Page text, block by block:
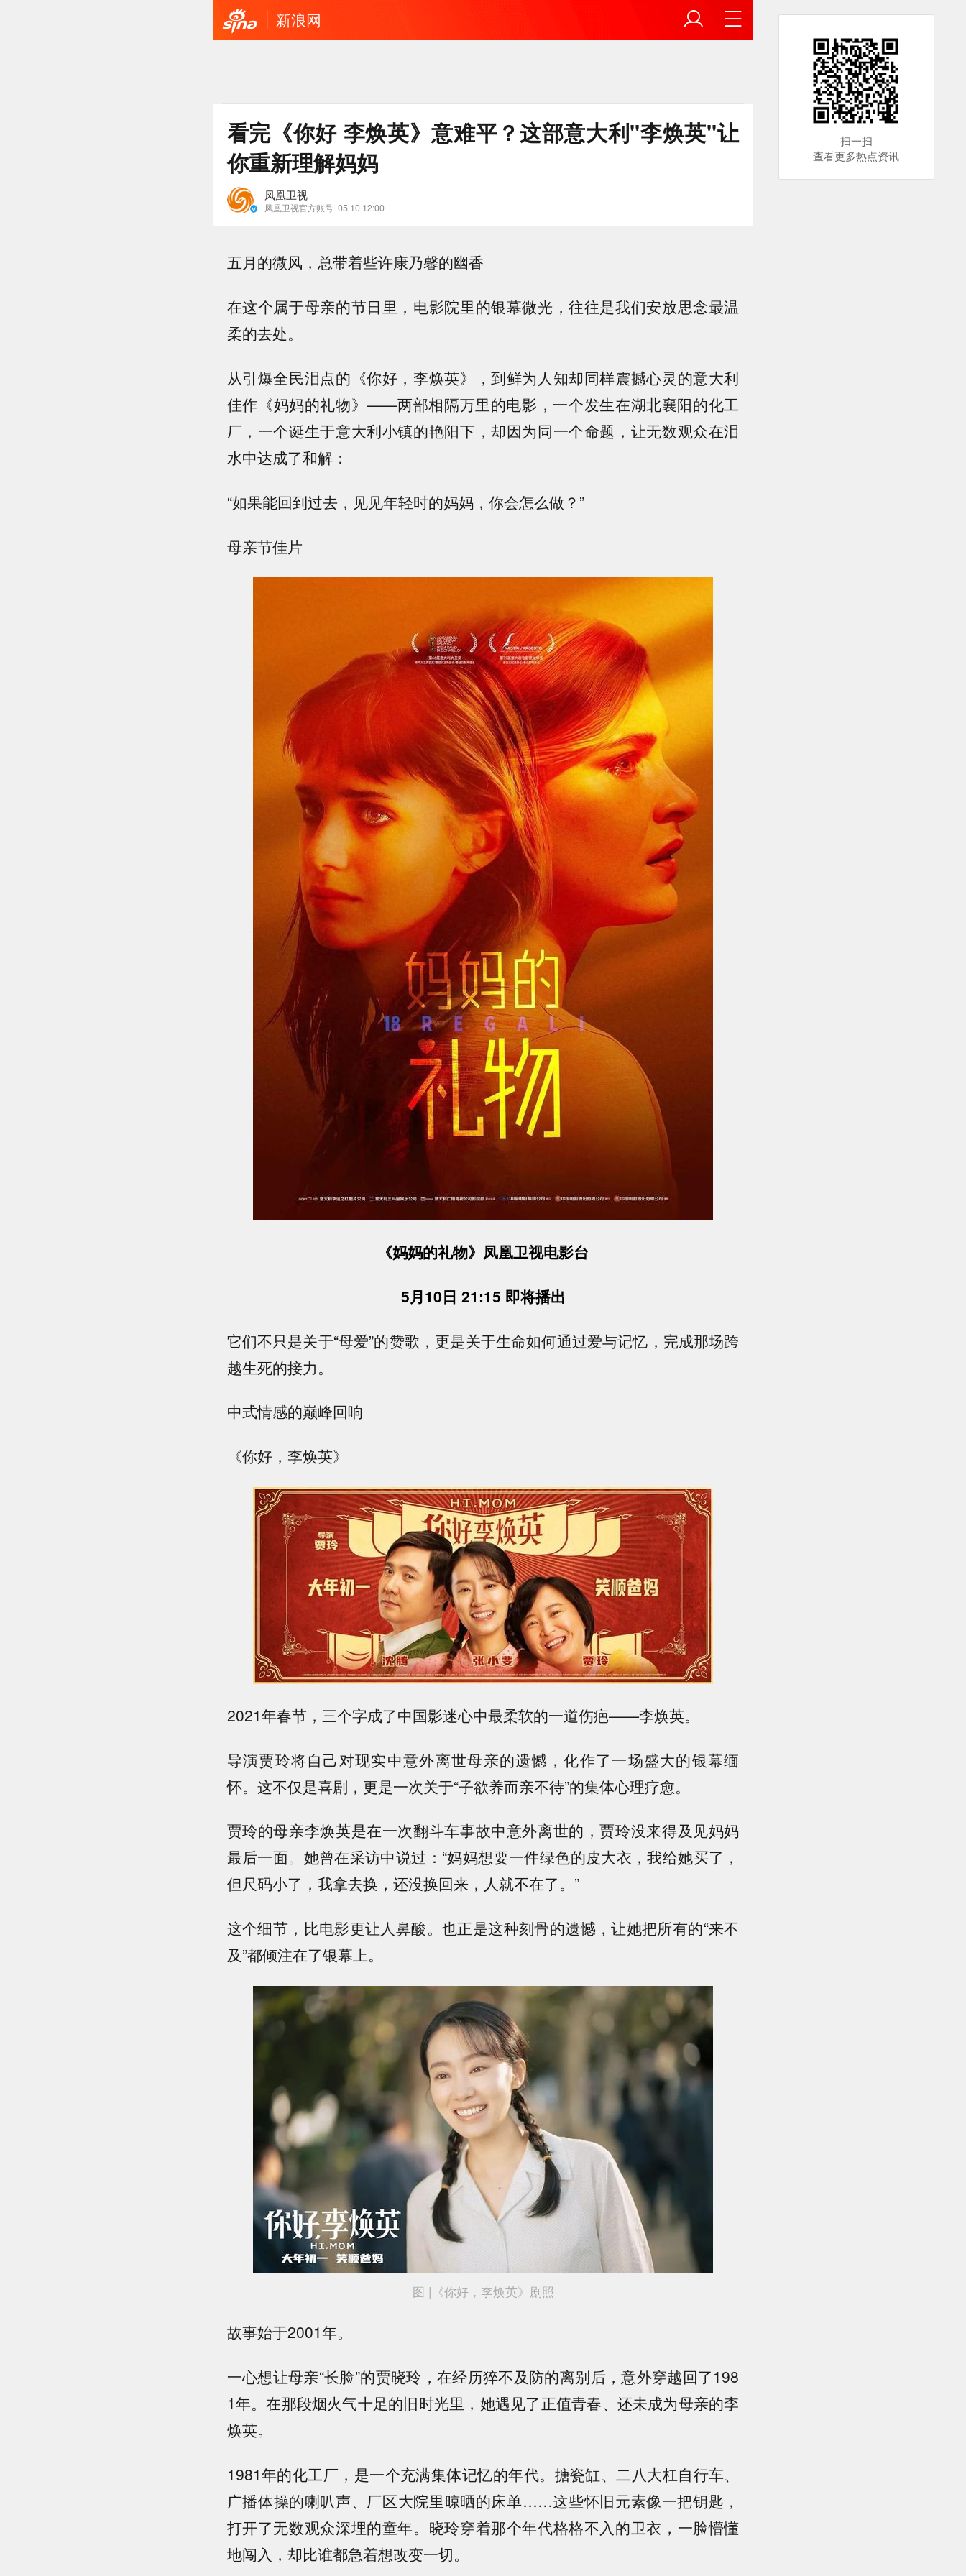
新浪网
看完《你好 李焕英》意难平？这部意大利"李焕英"让
你重新理解妈妈
凤凰卫视
凤凰卫视官方账号 05.10 12:00
五月的微风，总带着些许康乃馨的幽香
在这个属于母亲的节日里，电影院里的银幕微光，往往是我们安放思念最温
柔的去处。
从引爆全民泪点的《你好，李焕英》，到鲜为人知却同样震撼心灵的意大利
佳作《妈妈的礼物》——两部相隔万里的电影，一个发生在湖北襄阳的化工
厂，一个诞生于意大利小镇的艳阳下，却因为同一个命题，让无数观众在泪
水中达成了和解：
“如果能回到过去，见见年轻时的妈妈，你会怎么做？”
母亲节佳片
《妈妈的礼物》凤凰卫视电影台
5月10日 21:15 即将播出
它们不只是关于“母爱”的赞歌，更是关于生命如何通过爱与记忆，完成那场跨
越生死的接力。
中式情感的巅峰回响
《你好，李焕英》
2021年春节，三个字成了中国影迷心中最柔软的一道伤疤——李焕英。
导演贾玲将自己对现实中意外离世母亲的遗憾，化作了一场盛大的银幕缅
怀。这不仅是喜剧，更是一次关于“子欲养而亲不待”的集体心理疗愈。
贾玲的母亲李焕英是在一次翻斗车事故中意外离世的，贾玲没来得及见妈妈
最后一面。她曾在采访中说过：“妈妈想要一件绿色的皮大衣，我给她买了，
但尺码小了，我拿去换，还没换回来，人就不在了。”
这个细节，比电影更让人鼻酸。也正是这种刻骨的遗憾，让她把所有的“来不
及”都倾注在了银幕上。
图 |《你好，李焕英》剧照
故事始于2001年。
一心想让母亲“长脸”的贾晓玲，在经历猝不及防的离别后，意外穿越回了198
1年。在那段烟火气十足的旧时光里，她遇见了正值青春、还未成为母亲的李
焕英。
1981年的化工厂，是一个充满集体记忆的年代。搪瓷缸、二八大杠自行车、
广播体操的喇叭声、厂区大院里晾晒的床单……这些怀旧元素像一把钥匙，
打开了无数观众深埋的童年。晓玲穿着那个年代格格不入的卫衣，一脸懵懂
地闯入，却比谁都急着想改变一切。
扫一扫
查看更多热点资讯